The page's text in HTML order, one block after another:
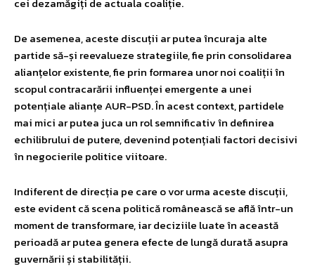
De asemenea, aceste discuții ar putea încuraja alte
partide să-și reevalueze strategiile, fie prin consolidarea
alianțelor existente, fie prin formarea unor noi coaliții în
scopul contracarării influenței emergente a unei
potențiale alianțe AUR-PSD. În acest context, partidele
mai mici ar putea juca un rol semnificativ în definirea
echilibrului de putere, devenind potențiali factori decisivi
în negocierile politice viitoare.
Indiferent de direcția pe care o vor urma aceste discuții,
este evident că scena politică românească se află într-un
moment de transformare, iar deciziile luate în această
perioadă ar putea genera efecte de lungă durată asupra
guvernării și stabilității.